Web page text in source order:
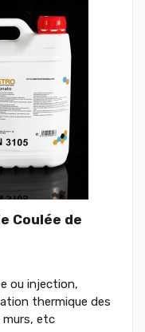
Coulée de
ou injection,
thermique des
murs, etc